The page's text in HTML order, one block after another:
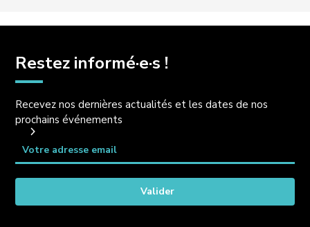
Restez informé·e·s !
Recevez nos dernières actualités et les dates de nos
prochains événements